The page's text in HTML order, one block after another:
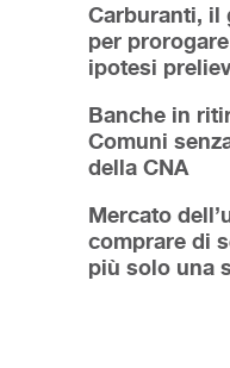
Carburanti, il
per
ipotesi
Banche in
Comuni
della CNA
Mercato
comprare di
più solo una